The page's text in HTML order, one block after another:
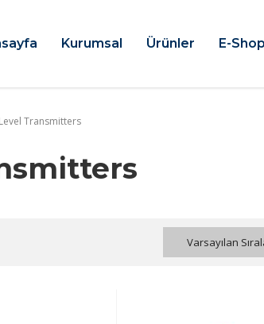
Kurumsal Ürünler E-Shop
Transmitters
Varsayılan